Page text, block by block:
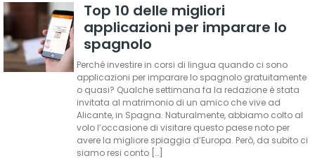
Top 10 delle migliori
applicazioni per imparare lo
spagnolo
Perché investire in corsi di lingua quando ci sono
applicazioni per imparare lo spagnolo gratuitamente
o quasi? Qualche settimana fa la redazione è stata
invitata al matrimonio di un amico che vive ad
Alicante, in Spagna. Naturalmente, abbiamo colto al
volo l’occasione di visitare questo paese noto per
avere la migliore spiaggia d’Europa. Però, da subito ci
siamo resi conto […]